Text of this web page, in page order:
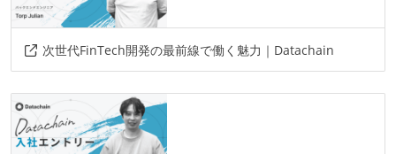
次世代FinTech開発の最前線で働く魅力｜Datachain